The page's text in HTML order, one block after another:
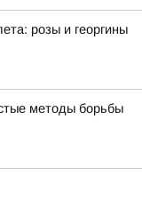
розы и георгины
методы борьбы